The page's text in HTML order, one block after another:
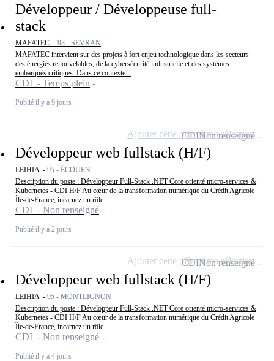
Développeur / Développeuse full-
stack
MAFATEC - 93 - SEVRAN
MAFATEC intervient sur des projets à fort enjeu technologique dans les secteurs
des énergies renouvelables, de la cybersécurité industrielle et des systèmes
embarqués critiques. Dans ce contexte...
CDI - Temps plein
Publié il y a 9 jours
Développeur web fullstack (H/F)
LEIHIA - 95 - ÉCOUEN
Description du poste : Développeur Full-Stack .NET Core orienté micro-services &
Kubernetes - CDI H/F Au cœur de la transformation numérique du Crédit Agricole
Île-de-France, incarnez un rôle...
CDI - Non renseigné
Publié il y a 2 jours
CDINon renseigné
Ajouter cette offre à ma sélection
Développeur web fullstack (H/F)
LEIHIA - 95 - MONTLIGNON
Description du poste : Développeur Full-Stack .NET Core orienté micro-services &
Kubernetes - CDI H/F Au cœur de la transformation numérique du Crédit Agricole
Île-de-France, incarnez un rôle...
CDI - Non renseigné
Publié il y a 4 jours
CDINon renseigné
Ajouter cette offre à ma sélection